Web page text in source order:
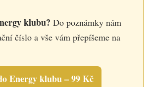
klubu? Do poznámky nám
číslo a vše vám přepíšeme na
Energy klubu – 99 Kč